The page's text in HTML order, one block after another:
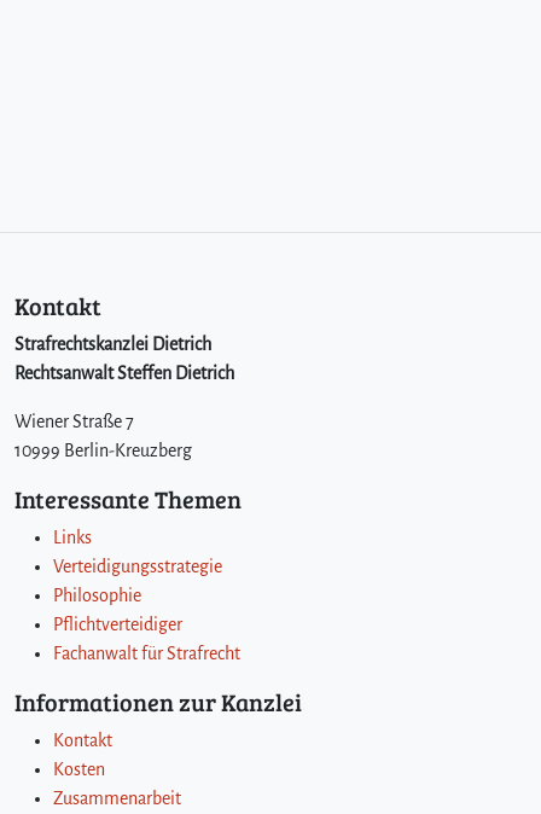
Kontakt
Strafrechtskanzlei Dietrich
Rechtsanwalt Steffen Dietrich
Wiener Straße 7
10999 Berlin-Kreuzberg
Interessante Themen
Links
Verteidigungsstrategie
Philosophie
Pflichtverteidiger
Fachanwalt für Strafrecht
Informationen zur Kanzlei
Kontakt
Kosten
Zusammenarbeit